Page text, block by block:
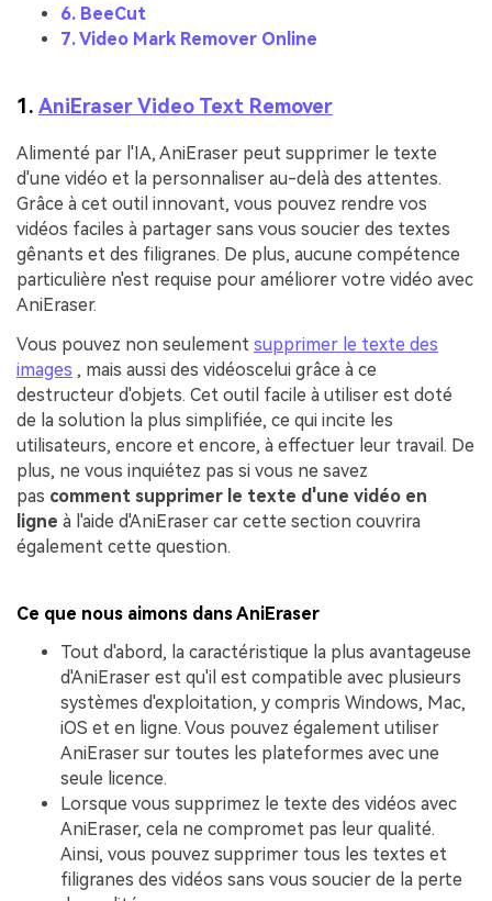
6. BeeCut
7. Video Mark Remover Online
1. AniEraser Video Text Remover
Alimenté par l'IA, AniEraser peut supprimer le texte
d'une vidéo et la personnaliser au-delà des attentes.
Grâce à cet outil innovant, vous pouvez rendre vos
vidéos faciles à partager sans vous soucier des textes
gênants et des filigranes. De plus, aucune compétence
particulière n'est requise pour améliorer votre vidéo avec
AniEraser.
Vous pouvez non seulement supprimer le texte des
images , mais aussi des vidéoscelui grâce à ce
destructeur d'objets. Cet outil facile à utiliser est doté
de la solution la plus simplifiée, ce qui incite les
utilisateurs, encore et encore, à effectuer leur travail. De
plus, ne vous inquiétez pas si vous ne savez
pas comment supprimer le texte d'une vidéo en
ligne à l'aide d'AniEraser car cette section couvrira
également cette question.
Ce que nous aimons dans AniEraser
Tout d'abord, la caractéristique la plus avantageuse
d'AniEraser est qu'il est compatible avec plusieurs
systèmes d'exploitation, y compris Windows, Mac,
iOS et en ligne. Vous pouvez également utiliser
AniEraser sur toutes les plateformes avec une
seule licence.
Lorsque vous supprimez le texte des vidéos avec
AniEraser, cela ne compromet pas leur qualité.
Ainsi, vous pouvez supprimer tous les textes et
filigranes des vidéos sans vous soucier de la perte